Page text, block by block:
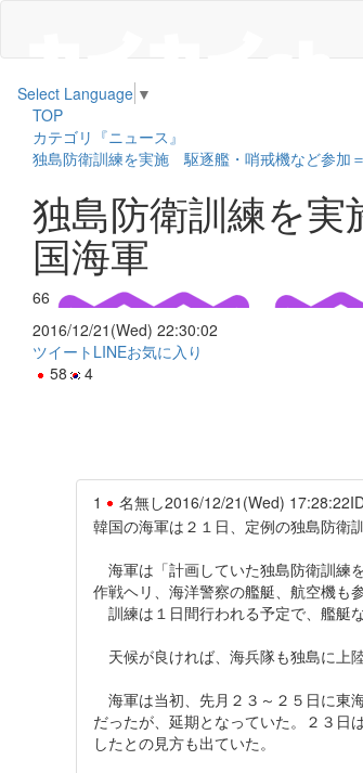
Select Language ▼
TOP
カテゴリ『ニュース』
独島防衛訓練を実施 駆逐艦・哨戒機など参加
独島防衛訓練を
国海軍
66
2016/12/21(Wed) 22:30:02
ツイート LINEお気に入り
58
4
1
名無し2016/12/21(Wed) 17:28:22
韓国の海軍は２１日、定例の独島防衛
海軍は「計画していた独島防衛訓練
作戦ヘリ、海洋警察の艦艇、航空機も
訓練は１日間行われる予定で、艦艇
天候が良ければ、海兵隊も独島に上
海軍は当初、先月２３～２５日に東
だったが、延期となっていた。２３日
したとの見方も出ていた。